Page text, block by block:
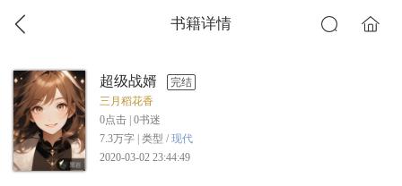
书籍详情
超级战婿
完结
三月稻花香
0点击 | 0书迷
7.3万字 | 类型 / 现代
2020-03-02 23:44:49